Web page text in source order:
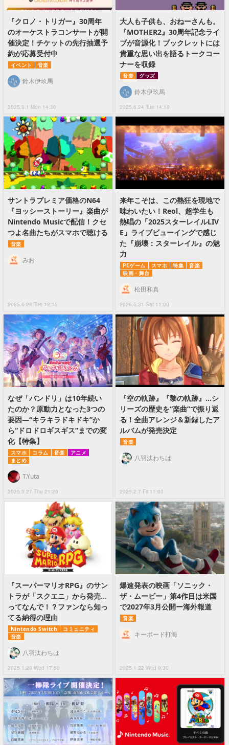
『クロノ・トリガー』30周年
のオーケストラコンサートが開
催決定！チケットの先行抽選予
約が応募受付中
イベント 音楽
2025.9.1 Mon 14:30
鈴木伊玖馬
大人も子供も、おねーさんも。
『MOTHER2』30周年記念ライ
ブが音源化！ブックレットには
貴重な思い出を語るトークコー
ナーを収録
音楽 グッズ
2025.6.24 Tue 14:10
鈴木伊玖馬
サントラプレミア価格のN64
『ヨッシーストーリー』楽曲が
Nintendo Musicで配信！クセ
つよ名曲たちがスマホで聴ける
音楽
2025.6.24 Tue 12:15
みお
来年こそは、この熱狂を現地で
味わいたい！Reol、超学生も
熱唱の「2025スターレイルLIV
E」ライブビューイングで感じ
た『崩壊：スターレイル』の魅
力
PCゲーム スマホ 特集
音楽
映画・舞台
2025.5.31 Sat 11:00
松田和真
なぜ「バンドリ」は10年続い
たのか？原動力となった3つの
要因―“キラキラドキドキ”か
ら“ドロドロギスギス”までの変
化【特集】
スマホ コラム 音楽
アニメ
まとめ
2025.3.27 Thu 21:20
T.Yuta
『空の軌跡』『黎の軌跡』…シ
リーズの歴史を“楽曲”で振り返
る！全曲アレンジ＆新録したア
ルバムが発売決定
音楽
2025.2.7 Fri 11:00
八羽汰わちは
『スーパーマリオRPG』のサン
トラが「スクエニ」から発売…
ってなんで！？ファンなら知っ
てる納得の理由
Nintendo Switch
コミュニティ
音楽
2025.1.29 Wed 17:50
八羽汰わちは
爆速発表の映画「ソニック・
ザ・ムービー」第4作目は米国
で2027年3月公開ー海外報道
音楽
2025.1.22 Wed 9:30
キーボード打海